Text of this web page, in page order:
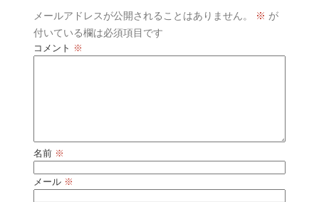
メールアドレスが公開されることはありません。 ※ が
付いている欄は必須項目です
コメント ※
名前 ※
メール ※